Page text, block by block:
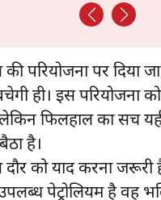
परियोजना पर दिया
ही। इस
फिलहाल का सच
है।
को याद करना
पेट्रोलियम है वह